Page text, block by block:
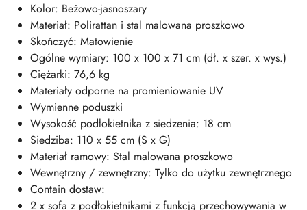
Kolor: Beżowo-jasnoszary
Materiał: Polirattan i stal malowana proszkowo
Skończyć: Matowienie
Ogólne wymiary: 100 x 100 x 71 cm (dł. x szer. x wys.)
Ciężarki: 76,6 kg
Materiały odporne na promieniowanie UV
Wymienne poduszki
Wysokość podłokietnika z siedzenia: 18 cm
Siedziba: 110 x 55 cm (S x G)
Materiał ramowy: Stal malowana proszkowo
Wewnętrzny / zewnętrzny: Tylko do użytku zewnętrznego
Contain dostaw:
2 x sofa z podłokietnikami z funkcją przechowywania w